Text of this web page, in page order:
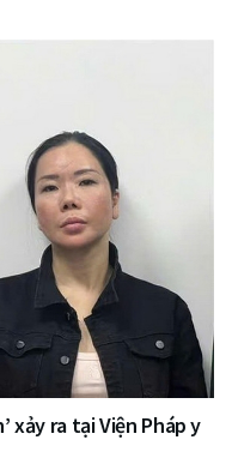
xảy ra tại Viện Pháp y